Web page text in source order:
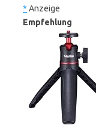
* Anzeige
Empfehlung